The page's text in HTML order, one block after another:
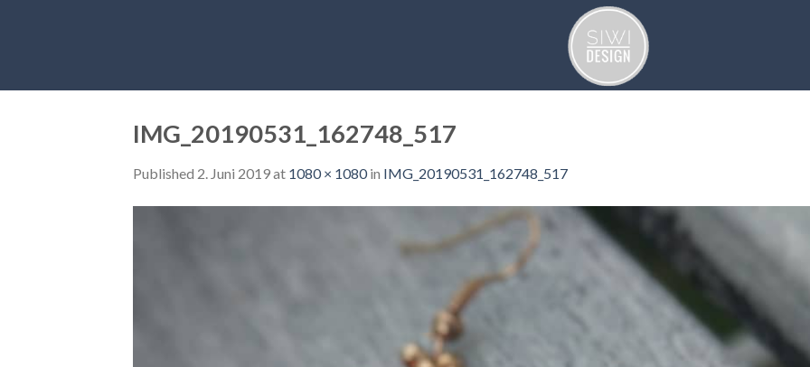
IMG_20190531_162748_517
Published 2. Juni 2019at 1080 × 1080in IMG_20190531_162748_517